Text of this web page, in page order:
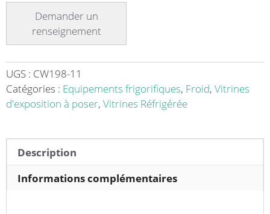
réfrigérée
positive
deux
2/1
-
UGS : CW198-11
Catégories : Equipements frigorifiques, Froid, Vitrines
d'exposition à poser, Vitrines Réfrigérée
Description
Informations complémentaires